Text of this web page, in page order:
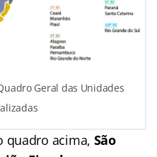
Geral das Unidades
quadro acima, São